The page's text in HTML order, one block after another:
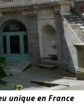
unique en France